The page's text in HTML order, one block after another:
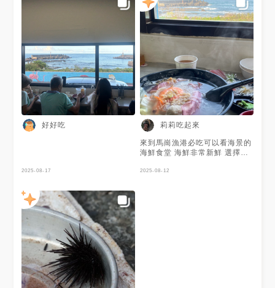
好好吃
2025-08-17
莉莉吃起來
來到馬崗漁港必吃可以看海景的
海鮮食堂 海鮮非常新鮮 選擇很
氣
2025-08-12